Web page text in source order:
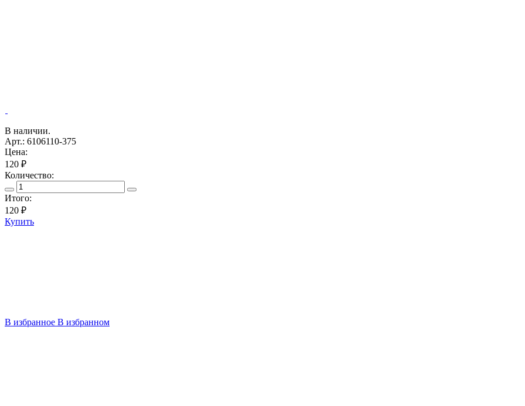
В наличии.
Арт.: 6106110-375
Цена:
120 ₽
Количество:
Итого:
120 ₽
Купить
В избранное В избранном